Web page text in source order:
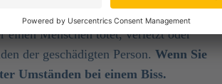
verpflichtet, der geschädigten Person
einen Menschen tötet, verletzt oder
der geschädigten Person. Wenn Sie
Umständen bei einem Biss.